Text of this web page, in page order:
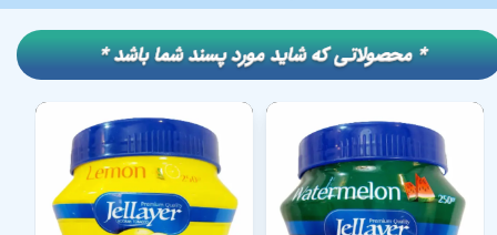
​​* محصولاتی که شاید مورد پسند شما باشد *